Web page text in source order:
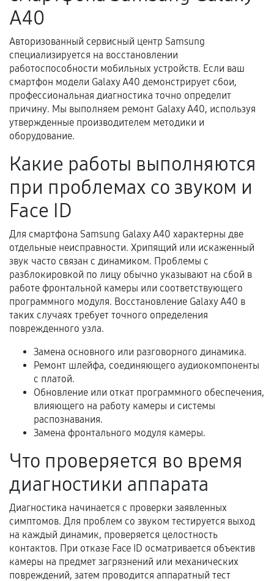
Документы для подтверждения
гарантии
Гарантийный талон.
Акт выполненных работ с датой, перечнем
услуг и сроком гарантии.
Документы на установленные комплектующие
и кассовый чек.
Расширенная гарантия
В некоторых случаях возможно оформление
расширенной гарантии. Стоимость, сроки и
условия продления согласовываются отдельно и
фиксируются в документах.
Когда гарантия не действует
Нарушение правил эксплуатации,
механические повреждения, попадание влаги,
перегрев, коррозия.
Самостоятельный ремонт или вмешательство
третьих лиц.
Естественный износ деталей, если иное не
Обращение после окончания гарантийного
срока.
Программные сбои, если это не указано в
отдельных условиях.
Если комплектующие куплены
A40
Авторизованный сервисный центр Samsung
специализируется на восстановлении
работоспособности мобильных устройств. Если ваш
смартфон модели Galaxy A40 демонстрирует сбои,
профессиональная диагностика точно определит
причину. Мы выполняем ремонт Galaxy A40, используя
утвержденные производителем методики и
оборудование.
Какие работы выполняются
при проблемах со звуком и
Face ID
Для смартфона Samsung Galaxy A40 характерны две
отдельные неисправности. Хрипящий или искаженный
звук часто связан с динамиком. Проблемы с
разблокировкой по лицу обычно указывают на сбой в
работе фронтальной камеры или соответствующего
программного модуля. Восстановление Galaxy A40 в
таких случаях требует точного определения
поврежденного узла.
Замена основного или разговорного динамика.
Ремонт шлейфа, соединяющего аудиокомпоненты
с платой.
Обновление или откат программного обеспечения,
влияющего на работу камеры и системы
распознавания.
Замена фронтального модуля камеры.
Что проверяется во время
диагностики аппарата
Диагностика начинается с проверки заявленных
симптомов. Для проблем со звуком тестируется выход
на каждый динамик, проверяется целостность
контактов. При отказе Face ID осматривается объектив
камеры на предмет загрязнений или механических
повреждений, затем проводится аппаратный тест